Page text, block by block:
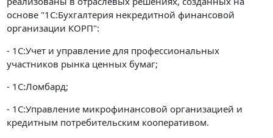
основе "1С:Бухгалтерия некредитной финансовой
организации КОРП":
- 1С:Учет и управление для профессиональных
участников рынка ценных бумаг;
- 1С:Ломбард;
- 1С:Управление микрофинансовой организацией и
кредитным потребительским кооперативом.